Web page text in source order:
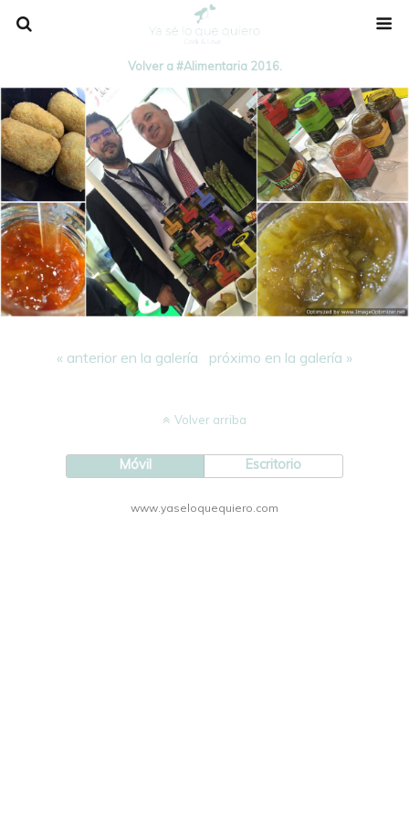
Volver a #Alimentaria 2016.
« anterior en la galería próximo en la galería »
Volver arriba
Móvil Escritorio
www.yaseloquequiero.com